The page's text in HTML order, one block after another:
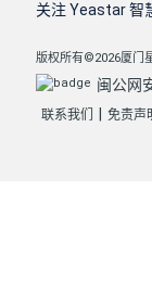
关注 Yeastar 智
版权所有©2026厦门
闽公网
联系我们 免责声